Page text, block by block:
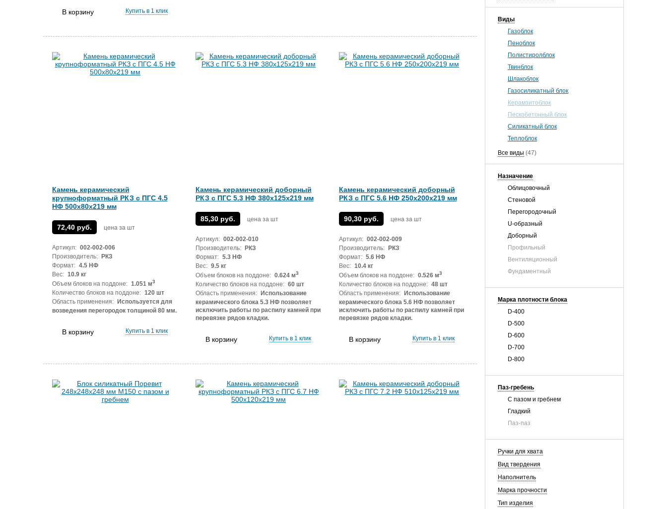
Виды
Газоблок
Пеноблок
Полистиролблок
Твинблок
Шлакоблок
Газосиликатный блок
Керамзитоблок
Пескобетонный блок
Силикатный блок
Теплоблок
Все виды (47)
Назначение
Облицовочный
Стеновой
Перегородочный
U-образный
Доборный
Профильный
Вентиляционный
Фундаментный
Марка плотности блока
D-400
D-500
D-600
D-700
D-800
Паз-гребень
С пазом и гребнем
Гладкий
Паз-паз
Ручки для хвата
Вид твердения
Наполнитель
Марка прочности
Тип изделия
В корзину Купить в 1 клик
Камень керамический
крупноформатный РКЗ с ПГС 4.5
НФ 500х80х219 мм
72,40 руб. цена за шт
Артикул: 002-002-006
Производитель:
РКЗ
Формат: 4.5 НФ
Вес: 10.9 кг
Объем блоков на поддоне: 1.051 м3
Количество блоков на поддоне: 120 шт
Область применения:
Используется для
возведения перегородок толщиной 80 мм.
В корзину Купить в 1 клик
Камень керамический доборный
РКЗ с ПГС 5.3 НФ 380х125х219 мм
85,30 руб. цена за шт
Артикул: 002-002-010
Производитель:
РКЗ
Формат: 5.3 НФ
Вес: 9.5 кг
Объем блоков на поддоне: 0.624 м3
Количество блоков на поддоне: 60 шт
Область применения:
Использование
керамического блока 5.3 НФ позволяет
исключить работы по распилу камней при
перевязке рядов кладки.
В корзину Купить в 1 клик
Камень керамический доборный
РКЗ с ПГС 5.6 НФ 250х200х219 мм
90,30 руб. цена за шт
Артикул: 002-002-009
Производитель:
РКЗ
Формат: 5.6 НФ
Вес: 10.4 кг
Объем блоков на поддоне: 0.526 м3
Количество блоков на поддоне: 48 шт
Область применения:
Использование
керамического блока 5.6 НФ позволяет
исключить работы по распилу камней при
перевязке рядов кладки.
В корзину Купить в 1 клик